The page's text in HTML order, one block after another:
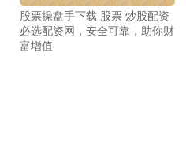
股票操盘手下载 股票 炒股配资
必选配资网，安全可靠，助你财
富增值